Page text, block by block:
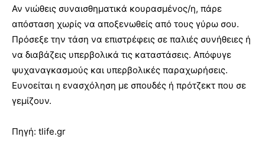
Αν νιώθεις συναισθηματικά κουρασμένος/η, πάρε
απόσταση χωρίς να αποξενωθείς από τους γύρω σου.
Πρόσεξε την τάση να επιστρέφεις σε παλιές συνήθειες ή
να διαβάζεις υπερβολικά τις καταστάσεις. Απόφυγε
ψυχαναγκασμούς και υπερβολικές παραχωρήσεις.
Ευνοείται η ενασχόληση με σπουδές ή πρότζεκτ που σε
γεμίζουν.
Πηγή: tlife.gr